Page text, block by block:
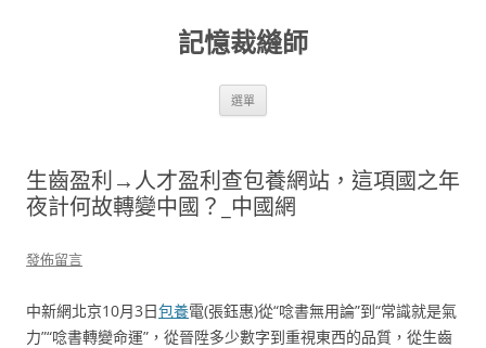
記憶裁縫師
選單
生齒盈利→人才盈利查包養網站，這項國之年
夜計何故轉變中國？_中國網
發佈留言
中新網北京10月3日包養電(張鈺惠)從“唸書無用論”到“常識就是氣
力”“唸書轉變命運”，從晉陞多少數字到重視東西的品質，從生齒